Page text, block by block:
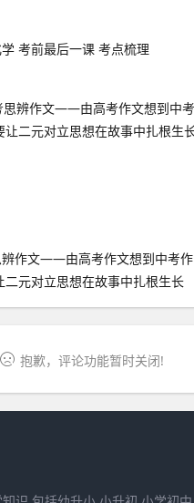
考前最后一课 考点梳理
辨作文——由高考作文想到中考作
二元对立思想在故事中扎根生长
抱歉，评论功能暂时关闭!